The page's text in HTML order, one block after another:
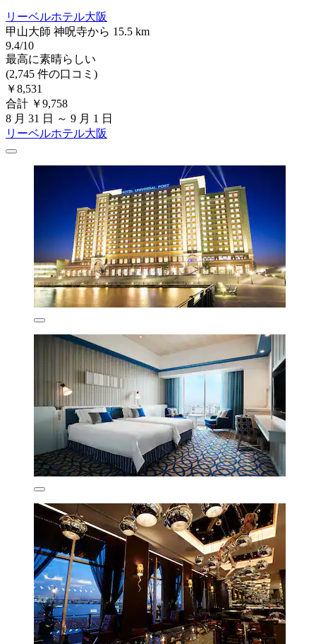
リーベルホテル大阪
甲山大師 神呪寺から 15.5 km
9.4/10
最高に素晴らしい
(2,745 件の口コミ)
￥8,531
合計 ￥9,758
8 月 31 日 ～ 9 月 1 日
リーベルホテル大阪